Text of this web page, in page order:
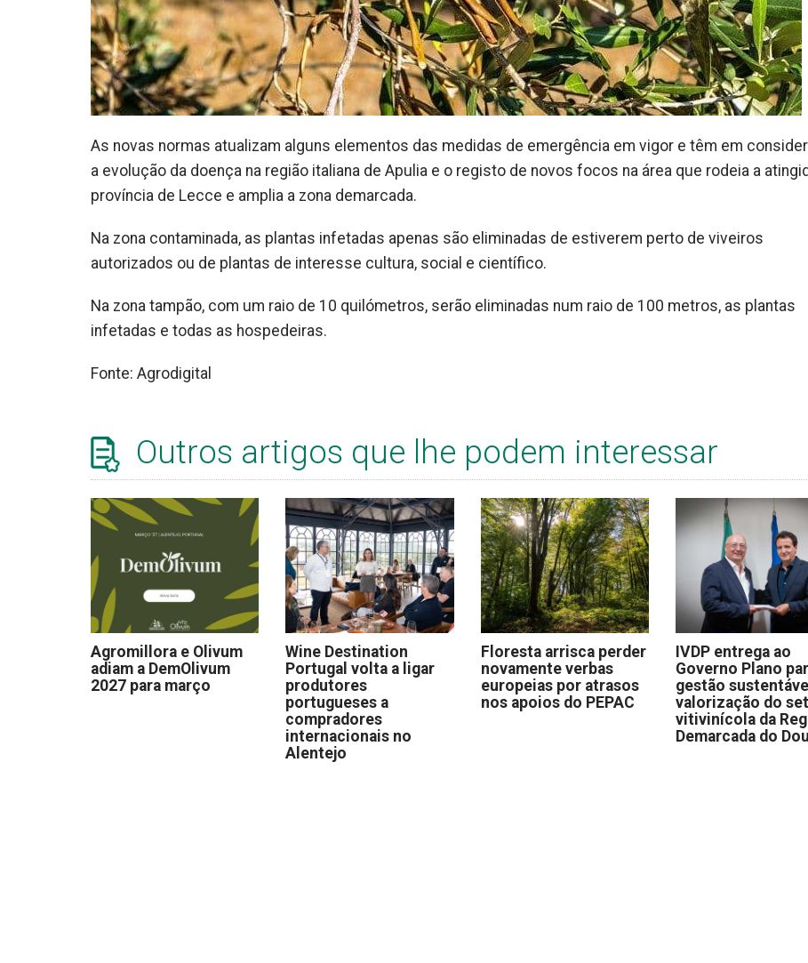
As novas normas atualizam alguns elementos das medidas de emergência em vigor e têm em
a evolução da doença na região italiana de Apulia e o registo de novos focos na área que rodeia a
província de Lecce e amplia a zona demarcada.
Na zona contaminada, as plantas infetadas apenas são eliminadas de estiverem perto de viveiros
autorizados ou de plantas de interesse cultura, social e científico.
Na zona tampão, com um raio de 10 quilómetros, serão eliminadas num raio de 100 metros, as plantas
infetadas e todas as hospedeiras.
Fonte: Agrodigital
Outros artigos que lhe podem interessar
Agromillora e Olivum
adiam a DemOlivum
2027 para março
Wine Destination
Portugal volta a ligar
produtores
portugueses a
compradores
internacionais no
Alentejo
Floresta arrisca perder
novamente verbas
europeias por atrasos
nos apoios do PEPAC
IVDP entrega ao
Governo Plano
gestão
valorização do
vitivinícola da
Demarcada do